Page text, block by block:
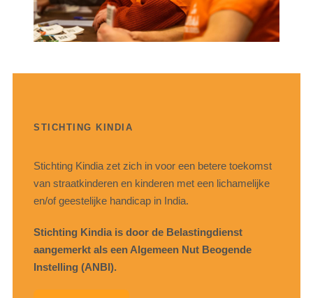
STICHTING KINDIA
Stichting Kindia zet zich in voor een betere toekomst
van straatkinderen en kinderen met een lichamelijke
en/of geestelijke handicap in India.
Stichting Kindia is door de Belastingdienst
aangemerkt als een Algemeen Nut Beogende
Instelling (ANBI).